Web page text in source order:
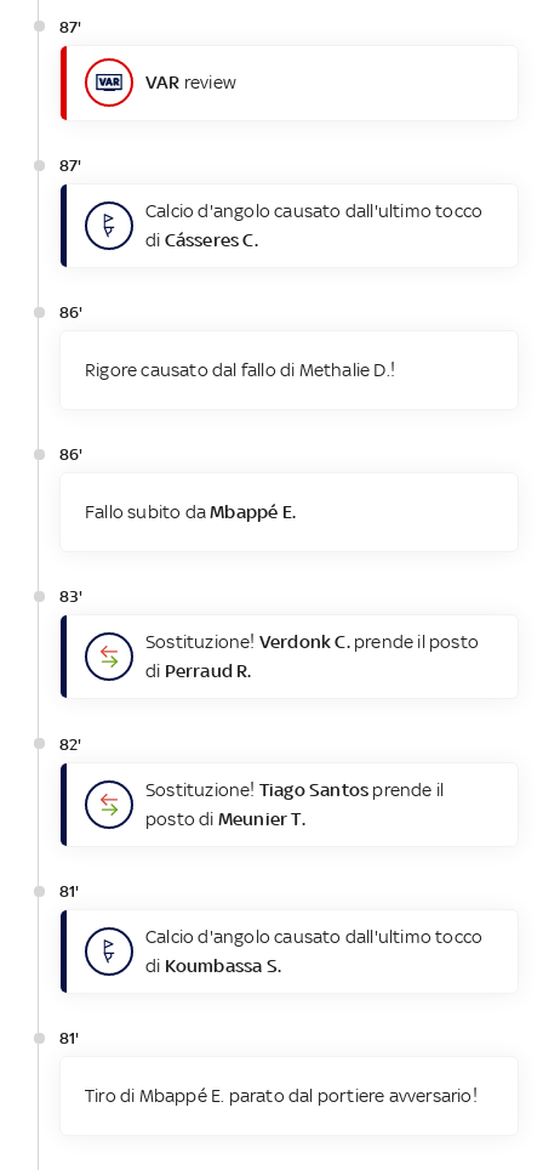
87'
VAR review
87'
Calcio d'angolo causato dall'ultimo tocco
di Cásseres C.
86'
Rigore causato dal fallo di Methalie D.!
86'
Fallo subito daMbappé E.
83'
Sostituzione! Verdonk C.prende il posto
di Perraud R.
82'
Sostituzione! Tiago Santos prende il
posto di Meunier T.
81'
Calcio d'angolo causato dall'ultimo tocco
di Koumbassa S.
81'
Tiro di Mbappé E. parato dal portiere avversario!